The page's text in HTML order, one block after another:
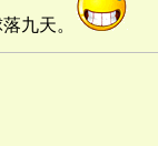
九天。